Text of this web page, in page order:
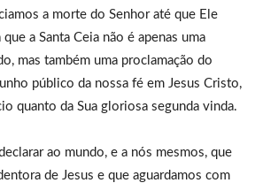
a morte do Senhor até que Ele
a Santa Ceia não é apenas uma
mas também uma proclamação do
público da nossa fé em Jesus Cristo,
quanto da Sua gloriosa segunda vinda.
ao mundo, e a nós mesmos, que
de Jesus e que aguardamos com